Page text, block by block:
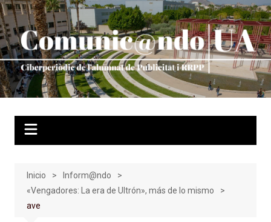
Saltar
al
contenido
Inicio
Inform@ndo
«Vengadores: La era de Ultrón», más de lo mismo
ave